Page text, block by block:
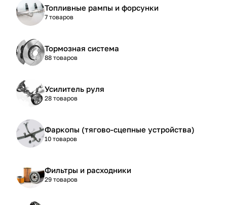
Топливные рампы и форсунки
7 товаров
Тормозная система
88 товаров
Усилитель руля
28 товаров
Фаркопы (тягово-сцепные устройства)
10 товаров
Фильтры и расходники
29 товаров